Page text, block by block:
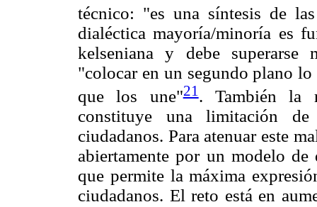
técnico: "es una síntesis de
dialéctica mayoría/minoría es
kelseniana y debe superarse
"colocar en un segundo plano
que los une"21. También la
constituye una limitación
ciudadanos. Para atenuar este
abiertamente por un modelo
que permite la máxima
ciudadanos. El reto está en